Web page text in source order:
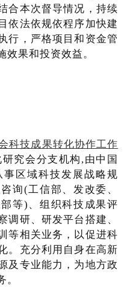
合本次督导情况，持续
依法依规依程序加快建
行，严格项目和资金管
果和投资效益。
科技成果转化协作工作
究会分支机构,由中国
区域科技发展战略规
询(工信部、发改委、
等)、组织科技成果评
调研、研发平台搭建、
等相关业务，以促进科
。充分利用自身在高新
及专业能力，为地方政
。